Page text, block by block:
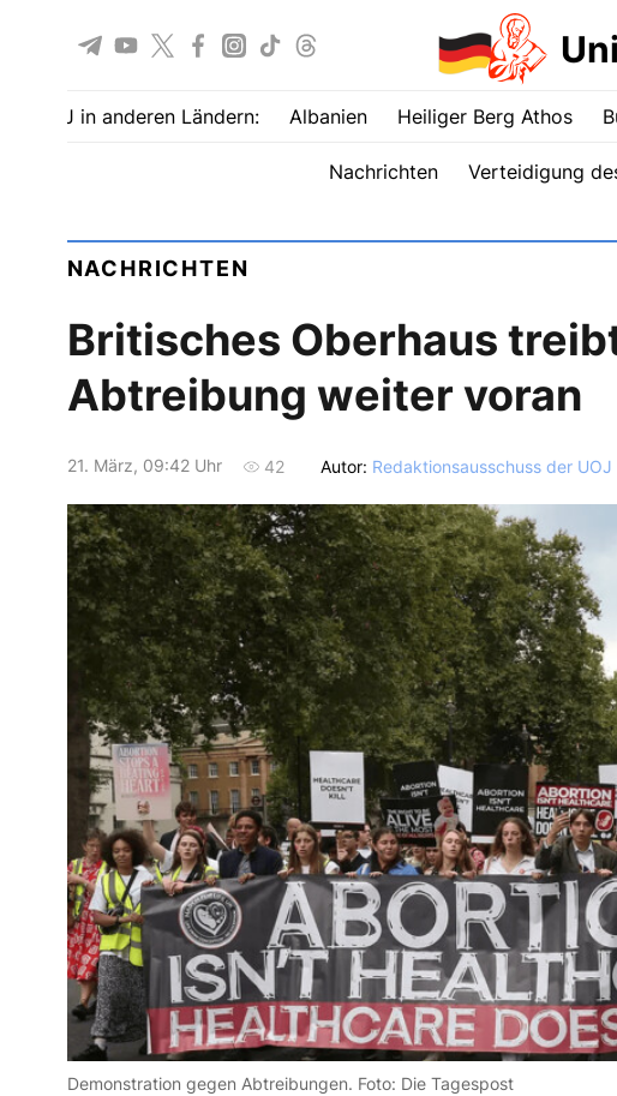
UOJ in anderen Ländern: Albanien Heiliger Berg Athos
Nachrichten Verteidigung
NACHRICHTEN
Britisches Oberhaus
Abtreibung weiter voran
21. März, 09:42 Uhr 42 Autor: Redaktionsausschuss der UOJ
Demonstration gegen Abtreibungen. Foto: Die Tagespost